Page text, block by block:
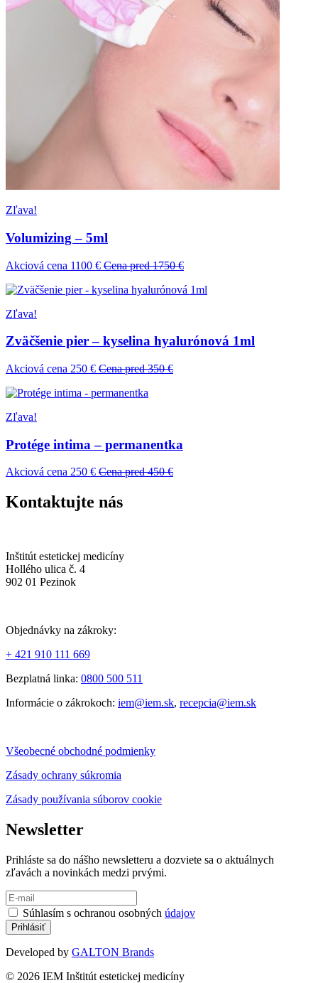
Zľava!
Volumizing – 5ml
Akciová cena 1100 € Cena pred 1750 €
Zľava!
Zväčšenie pier – kyselina hyalurónová 1ml
Akciová cena 250 € Cena pred 350 €
Zľava!
Protége intima – permanentka
Akciová cena 250 € Cena pred 450 €
Kontaktujte nás
Inštitút estetickej medicíny
Hollého ulica č. 4
902 01 Pezinok
Objednávky na zákroky:
+ 421 910 111 669
Bezplatná linka: 0800 500 511
Informácie o zákrokoch: iem@iem.sk, recepcia@iem.sk
Všeobecné obchodné podmienky
Zásady ochrany súkromia
Zásady používania súborov cookie
Newsletter
Prihláste sa do nášho newsletteru a dozviete sa o aktuálnych
zľavách a novinkách medzi prvými.
Súhlasím s ochranou osobných údajov
Developed by GALTON Brands
© 2026 IEM Inštitút estetickej medicíny